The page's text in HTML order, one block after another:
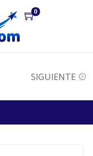
0
SIGUIENTE